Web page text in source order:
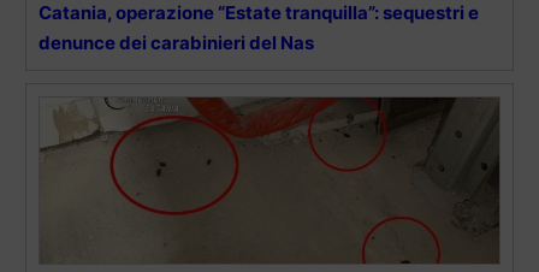
Catania, operazione “Estate tranquilla”: sequestri e
denunce dei carabinieri del Nas